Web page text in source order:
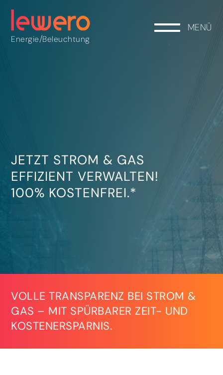
Energie/Beleuchtung
MENÜ
JETZT STROM & GAS
EFFIZIENT VERWALTEN!
100% KOSTENFREI.*
VOLLE TRANSPARENZ BEI STROM &
GAS – MIT SPÜRBARER ZEIT- UND
KOSTENERSPARNIS.